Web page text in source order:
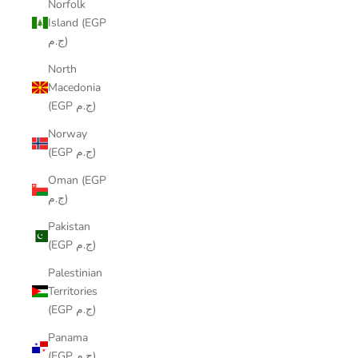
Norfolk
Island (EGP
ج.م)
North
Macedonia
(EGP ج.م)
Norway
(EGP ج.م)
Oman (EGP
ج.م)
Pakistan
(EGP ج.م)
Palestinian
Territories
(EGP ج.م)
Panama